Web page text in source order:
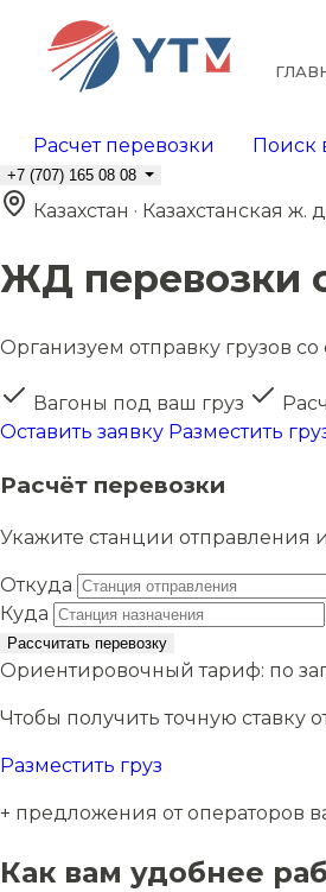
Расчет перевозки Поиск
+7 (707) 165 08 08
Казахстан · Казахстанская ж.
ЖД перевозки
Организуем отправку грузов
Вагоны под ваш груз
Оставить заявку Разместить
Расчёт перевозки
Укажите станции отправления
Откуда
Куда
Рассчитать перевозку
Ориентировочный тариф: по
Чтобы получить точную ставку
Разместить груз
+ предложения от операторов
Как вам удобнее